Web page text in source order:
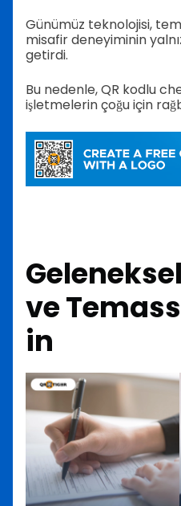
Günümüz teknolojisi,
misafir deneyiminin
getirdi.
Bu nedenle, QR kodlu
işletmelerin çoğu için
ve
in